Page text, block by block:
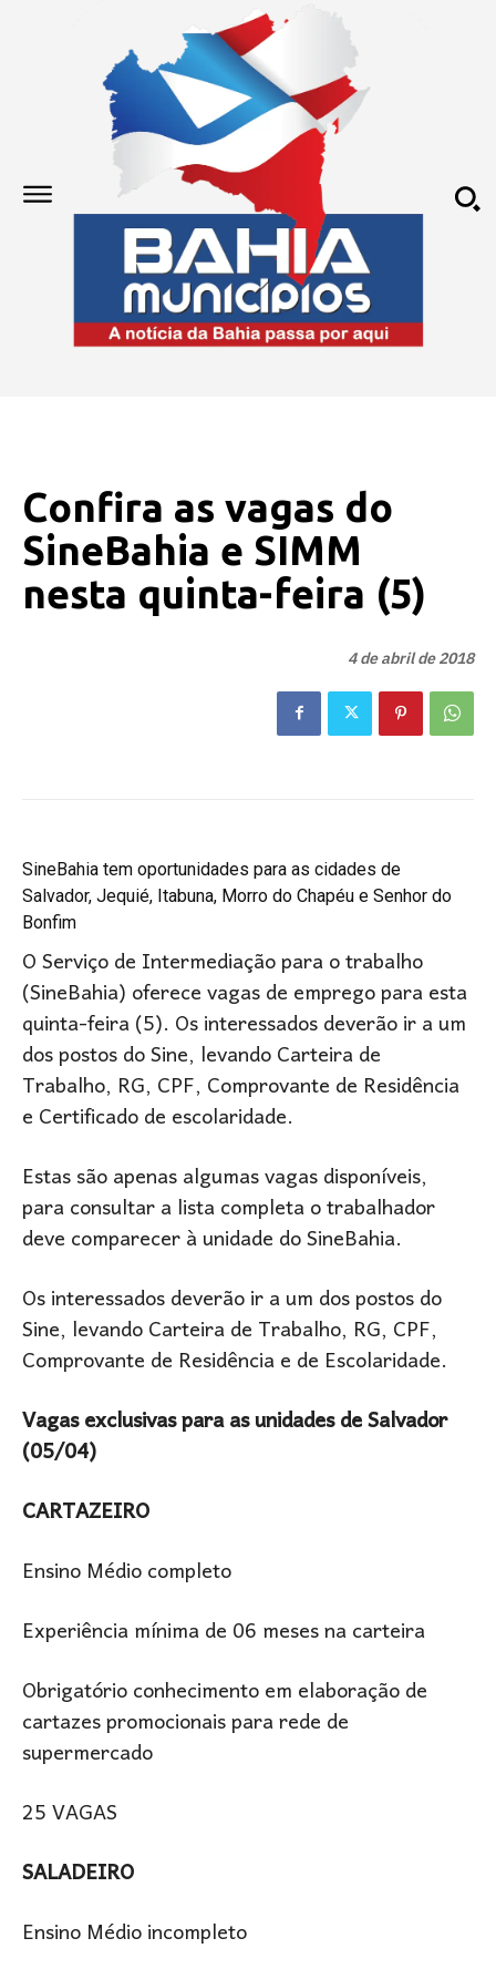
Confira as vagas do
SineBahia e SIMM
nesta quinta-feira (5)
4 de abril de 2018
SineBahia tem oportunidades para as cidades de
Salvador, Jequié, Itabuna, Morro do Chapéu e Senhor do
Bonfim
O Serviço de Intermediação para o trabalho
(SineBahia) oferece vagas de emprego para esta
quinta-feira (5). Os interessados deverão ir a um
dos postos do Sine, levando Carteira de
Trabalho, RG, CPF, Comprovante de Residência
e Certificado de escolaridade.
Estas são apenas algumas vagas disponíveis,
para consultar a lista completa o trabalhador
deve comparecer à unidade do SineBahia.
Os interessados deverão ir a um dos postos do
Sine, levando Carteira de Trabalho, RG, CPF,
Comprovante de Residência e de Escolaridade.
Vagas exclusivas para as unidades de Salvador
(05/04)
CARTAZEIRO
Ensino Médio completo
Experiência mínima de 06 meses na carteira
Obrigatório conhecimento em elaboração de
cartazes promocionais para rede de
supermercado
25 VAGAS
SALADEIRO
Ensino Médio incompleto